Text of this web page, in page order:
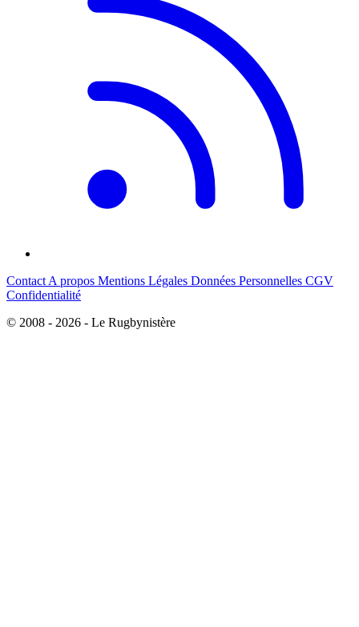
Contact A propos Mentions Légales Données Personnelles CGV
Confidentialité
© 2008 - 2026 - Le Rugbynistère